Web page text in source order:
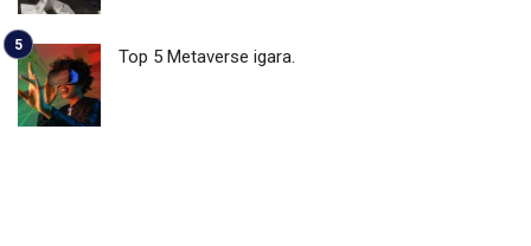
Top 5 Metaverse igara.